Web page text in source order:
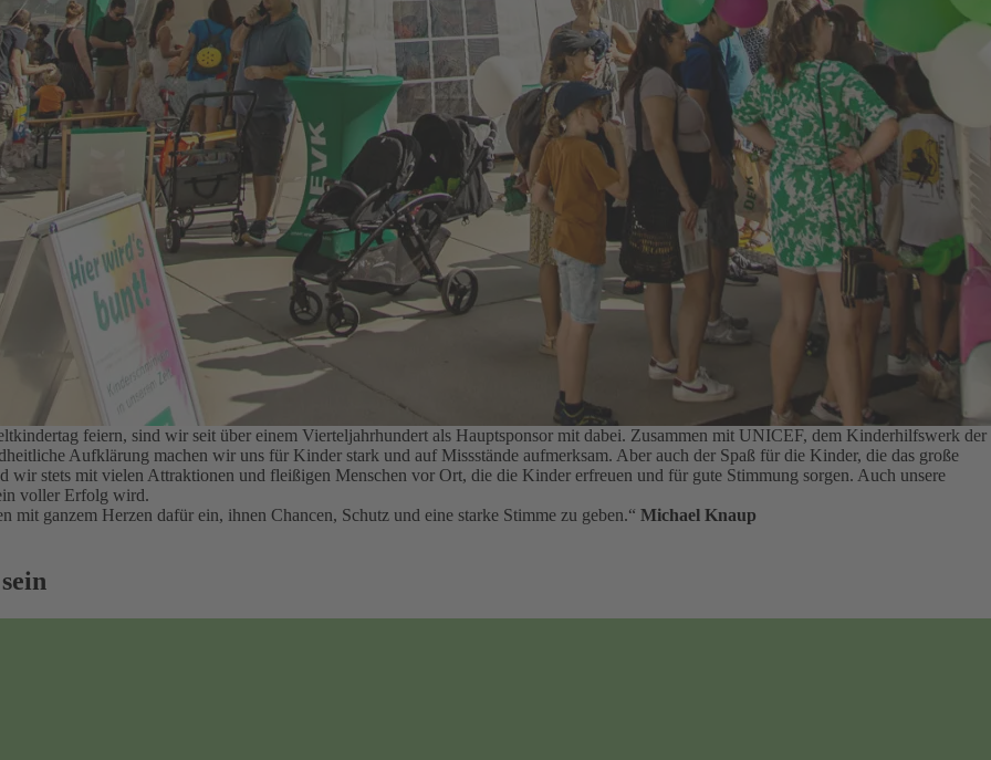
feiern, sind wir seit über einem Vierteljahrhundert als Hauptsponsor mit dabei. Zusammen mit UNICEF, dem Kinderhilfswerk der
Aufklärung machen wir uns für Kinder stark und auf Missstände aufmerksam. Aber auch der Spaß für die Kinder, die das große
wir stets mit vielen Attraktionen und fleißigen Menschen vor Ort, die die Kinder erfreuen und für gute Stimmung sorgen. Auch unsere
voller Erfolg wird.
mit ganzem Herzen dafür ein, ihnen Chancen, Schutz und eine starke Stimme zu geben.“ Michael Knaup